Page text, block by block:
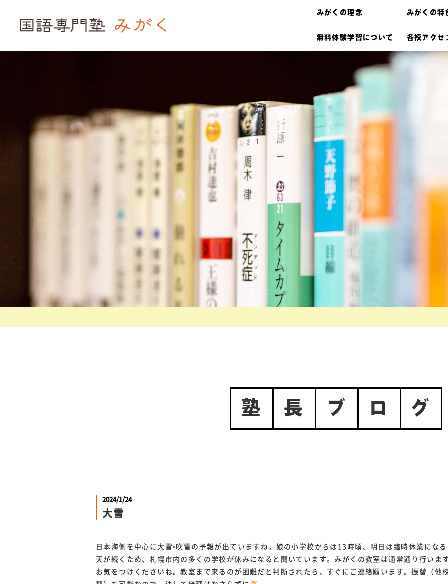
みがくの理念 みがくの特
無料体験学習について 各校アクセ
塾 長 ブ ロ グ
2024/1/24
大雪
日本海側を中心に大雪•吹雪の予報が出ていますね。娘の小学校からは13時頃、明日は臨時休業にな
天が続くため、札幌市内の多くの学校が休みになると聞いています。みがくの教室は通常通り行いま
お気をつけくださいね。教室まで来るのが困難だと判断されたら、すぐにご連絡願います。振替（他